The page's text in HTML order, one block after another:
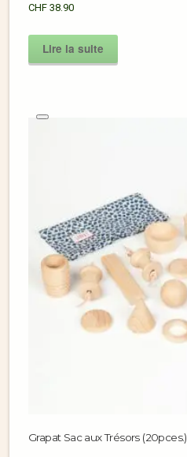
CHF 38.90
Lire la suite
Grapat Sac aux Trésors (20pces.)